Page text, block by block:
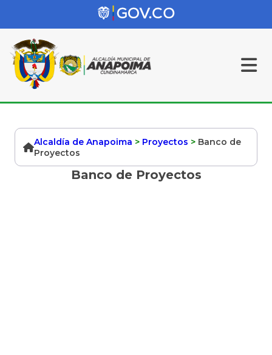
Alcaldía de Anapoima > Proyectos > Banco de
Proyectos
Banco de Proyectos